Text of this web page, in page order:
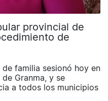
provincial de
de
familia sesionó hoy en
Granma, y se
a todos los municipios